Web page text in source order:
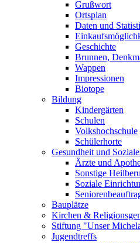
Grußwort
Ortsplan
Daten und
Geschichte
Brunnen,
Wappen
Impressionen
Biotope
Bildung
Kindergärten
Schulen
Volkshochschule
Schülerhorte
Gesundheit und
Ärzte und
Sonstige
Soziale
Bauplätze
Kirchen &
Stiftung "Unser
Jugendtreffs